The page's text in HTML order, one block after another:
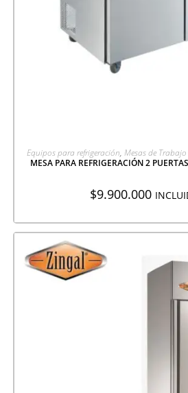
AGREGAR A
Equipos para refrigeración, Mesas de
MESA PARA REFRIGERACIÓN 2
$9.900.000